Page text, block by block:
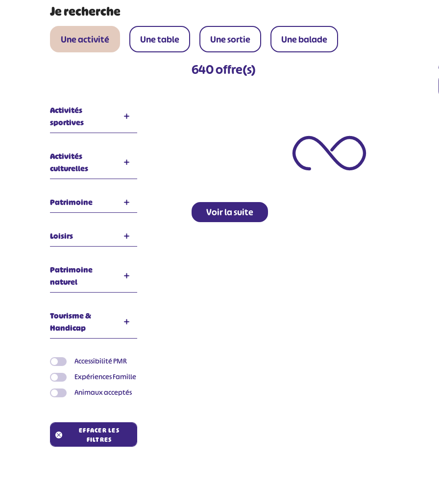
Je recherche
Une activité Une table Une sortie Une balade
640offre(s)
Activités
sportives
Activités
culturelles
Patrimoine
Loisirs
Patrimoine
naturel
Tourisme &
Handicap
Accessibilité PMR
Expériences Famille
Animaux acceptés
EFFACER LES
FILTRES
Voir la suite